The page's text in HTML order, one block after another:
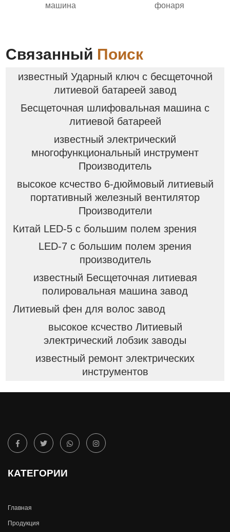
машина
фонаря
Связанный Поиск
известный Ударный ключ с бесщеточной
литиевой батареей завод
Бесщеточная шлифовальная машина с
литиевой батареей
известный электрический
многофункциональный инструмент
Производитель
высокое ксчество 6-дюймовый литиевый
портативный железный вентилятор
Производители
Китай LED-5 с большим полем зрения
LED-7 с большим полем зрения
производитель
известный Бесщеточная литиевая
полировальная машина завод
Литиевый фен для волос завод
высокое ксчество Литиевый
электрический лобзик заводы
известный ремонт электрических
инструментов
КАТЕГОРИИ
Главная
Продукция